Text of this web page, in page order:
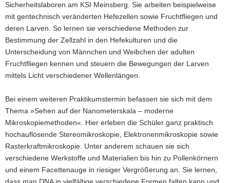
Sicherheitslaboren am KSI Meinsberg. Sie arbeiten beispielweise
mit gentechnisch veränderten Hefezellen sowie Fruchtfliegen und
deren Larven. So lernen sie verschiedene Methoden zur
Bestimmung der Zellzahl in den Hefekulturen und die
Unterscheidung von Männchen und Weibchen der adulten
Fruchtfliegen kennen und steuern die Bewegungen der Larven
mittels Licht verschiedener Wellenlängen.
Bei einem weiteren Praktikumstermin befassen sie sich mit dem
Thema »Sehen auf der Nanometerskala – moderne
Mikroskopiemethoden«. Hier erleben die Schüler ganz praktisch
hochauflösende Stereomikroskopie, Elektronenmikroskopie sowie
Rasterkraftmikroskopie. Unter anderem schauen sie sich
verschiedene Werkstoffe und Materialien bis hin zu Pollenkörnern
und einem Facettenauge in riesiger Vergrößerung an. Sie lernen,